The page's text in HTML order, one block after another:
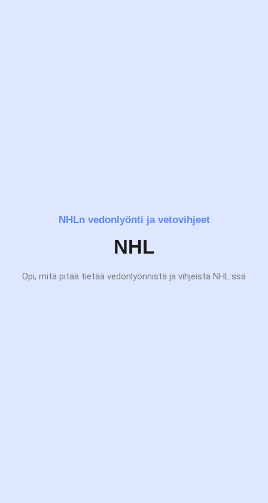
NHLn vedonlyönti ja vetovihjeet
NHL
Opi, mitä pitää tietää vedonlyönnistä ja vihjeistä NHL:ssä